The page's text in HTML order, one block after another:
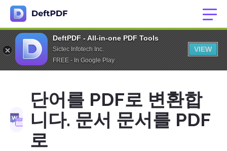
DeftPDF - All-in-one PDF Tools
Sictec Infotech Inc.
FREE - In Google Play
VIEW
단어를 PDF로 변환합
니다. 문서 문서를 PDF
로